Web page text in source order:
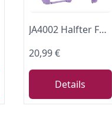
JA4002 Halfter Führstrick Set mit Panikhaken verstellbar Pferdehalfter Pferd Holzpferd Anbindestrick (Panikhaken Lavender, Mini Shetty)
20,99 €
Details